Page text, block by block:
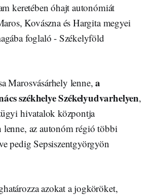
keretében óhajt autonómiát
Kovászna és Hargita megyei
foglaló - Székelyföld
Marosvásárhely lenne,a
székhelye Székelyudvarhelyen,
hivatalok központja
lenne, az autonóm régió többi
pedig Sepsiszentgyörgyön
azokat a jogköröket,